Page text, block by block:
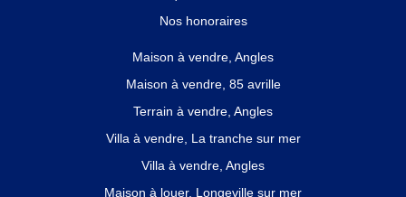
Nos honoraires
Maison à vendre, Angles
Maison à vendre, 85 avrille
Terrain à vendre, Angles
Villa à vendre, La tranche sur mer
Villa à vendre, Angles
Maison à louer, Longeville sur mer